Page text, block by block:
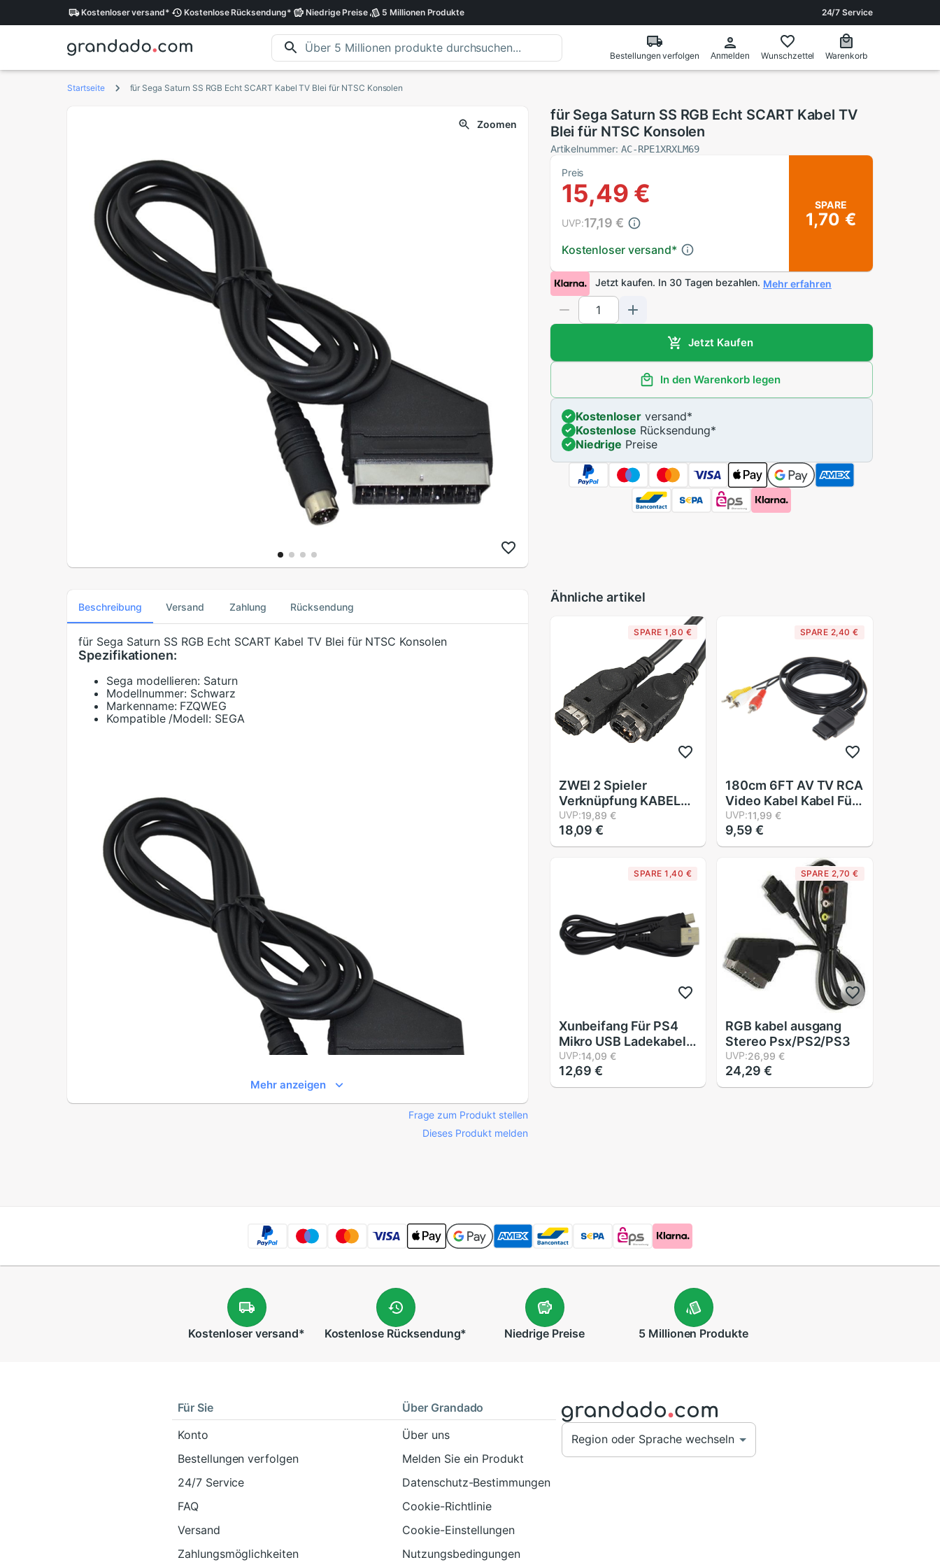
Kostenloserversand* KostenloseRücksendung* NiedrigePreise 5 MillionenProdukte 24/7 Service
Bestellungen verfolgen Anmelden Wunschzettel Warenkorb
Startseite für Sega Saturn SS RGB Echt SCART Kabel TV Blei für NTSC Konsolen
Zoomen
für Sega Saturn SS RGB Echt SCART Kabel TV
Blei für NTSC Konsolen
Artikelnummer:AC-RPE1XRXLM69
Preis
15,49 €
Kostenloser versand*
UVP:17,19 €
SPARE
1,70 €
Jetzt kaufen. In 30 Tagen bezahlen. Mehr erfahren
Jetzt Kaufen
In den Warenkorb legen
Kostenloser versand*
Kostenlose Rücksendung*
Niedrige Preise
Beschreibung Versand Zahlung Rücksendung
für Sega Saturn SS RGB Echt SCART Kabel TV Blei für NTSC Konsolen
Spezifikationen:
Sega modellieren: Saturn
Modellnummer: Schwarz
Markenname: FZQWEG
Kompatible /Modell: SEGA
Mehr anzeigen
Frage zum Produkt stellen
Dieses Produkt melden
Ähnliche artikel
SPARE 1,80 €
ZWEI 2 Spieler
Verknüpfung KABEL
kompatibel für
NINTENDO/kompatibel
für Spiel Junge
GBA KONSOLEN
UVP:19,89 €
18,09 €
SPARE 2,40 €
180cm 6FT AV TV RCA
Video Kabel Kabel Für
Spiel Würfel/für SNES
GameCube/für
nintendo für N64 64
UVP:11,99 €
9,59 €
SPARE 1,40 €
Xunbeifang Für PS4
Mikro USB Ladekabel
Für Sony Playstation 4
Regler kabellos Regler
kabel
UVP:14,09 €
12,69 €
SPARE 2,70 €
RGB kabel ausgang
Stereo Psx/PS2/PS3
UVP:26,99 €
24,29 €
Kostenloserversand* Kostenlose Rücksendung* NiedrigePreise 5 Millionen Produkte
Für Sie
Konto
Bestellungen verfolgen
24/7 Service
FAQ
Versand
Zahlungsmöglichkeiten
Über Grandado
Über uns
Melden Sie ein Produkt
Datenschutz-Bestimmungen
Cookie-Richtlinie
Cookie-Einstellungen
Nutzungsbedingungen
Region oder Sprache wechseln